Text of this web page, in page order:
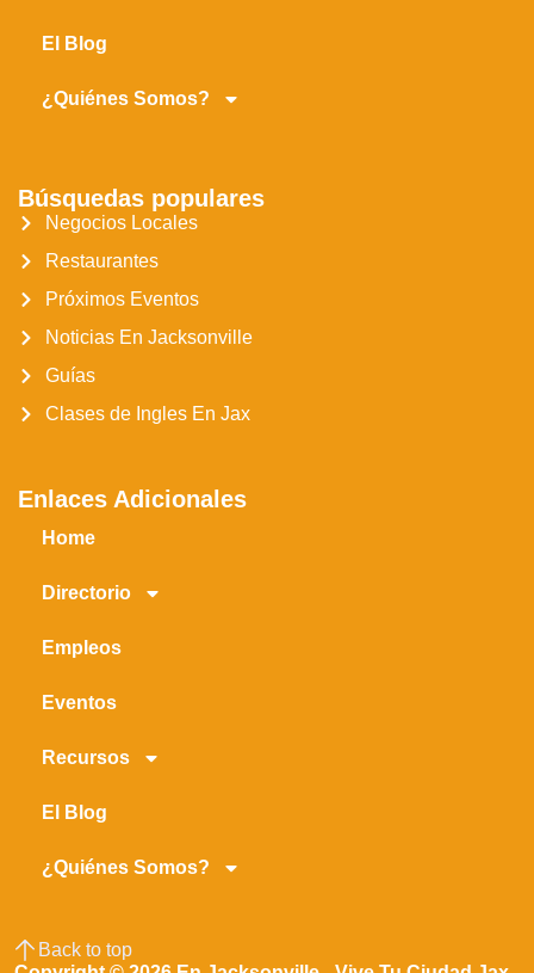
El Blog
¿Quiénes Somos?
Búsquedas populares
Negocios Locales
Restaurantes
Próximos Eventos
Noticias En Jacksonville
Guías
Clases de Ingles En Jax
Enlaces Adicionales
Home
Directorio
Empleos
Eventos
Recursos
El Blog
¿Quiénes Somos?
Back to top